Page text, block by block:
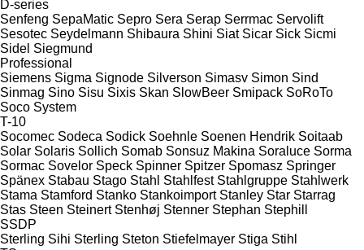
D-series
Senfeng SepaMatic Sepro Sera Serap Serrmac Servolift
Sesotec Seydelmann Shibaura Shini Siat Sicar Sick Sicmi
Sidel Siegmund
Professional
Siemens Sigma Signode Silverson Simasv Simon Sind
Sinmag Sino Sisu Sixis Skan SlowBeer Smipack SoRoTo
Soco System
T-10
Socomec Sodeca Sodick Soehnle Soenen Hendrik Soitaab
Solar Solaris Sollich Somab Sonsuz Makina Soraluce Sorma
Sormac Sovelor Speck Spinner Spitzer Spomasz Springer
Spänex Stabau Stago Stahl Stahlfest Stahlgruppe Stahlwerk
Stama Stamford Stanko Stankoimport Stanley Star Starrag
Stas Steen Steinert Stenhøj Stenner Stephan Stephill
SSDP
Sterling Sihi Sterling Steton Stiefelmayer Stiga Stihl